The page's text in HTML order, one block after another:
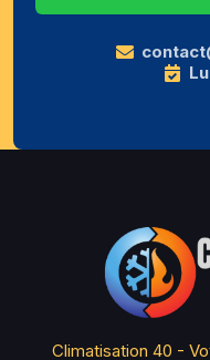
Climatisation 40 -